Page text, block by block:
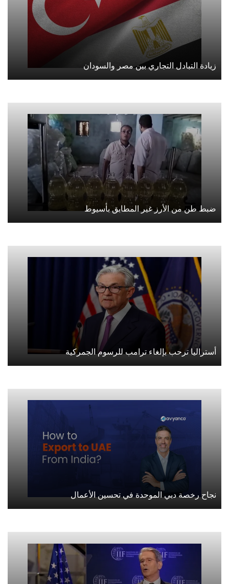
زيادة التبادل التجاري بين مصر والسودان
ضبط طن من الأرز غير المطابق بأسيوط
أستراليا ترحب بإلغاء ترامب للرسوم الجمركية
نجاح رخصة دبي الموحدة في تحسين الأعمال